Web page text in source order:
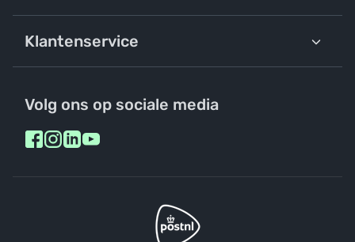
Klantenservice
Volg ons op sociale media